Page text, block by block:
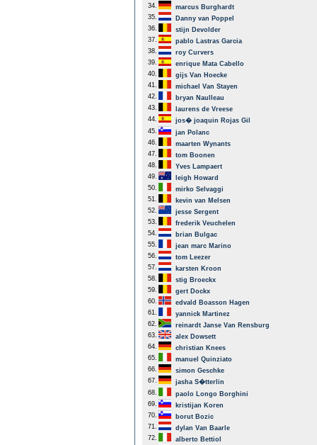
34.
marcus Burghardt
35.
Danny van Poppel
36.
stijn Devolder
37.
pablo Lastras Garcia
38.
roy Curvers
39.
enrique Mata Cabello
40.
gijs Van Hoecke
41.
michael Van Stayen
42.
bryan Naulleau
43.
laurens de Vreese
44.
jos� joaquin Rojas Gil
45.
jan Polanc
46.
maarten Wynants
47.
tom Boonen
48.
Yves Lampaert
49.
leigh Howard
50.
mirko Selvaggi
51.
kevin van Melsen
52.
jesse Sergent
53.
frederik Veuchelen
54.
brian Bulgac
55.
jean marc Marino
56.
tom Leezer
57.
karsten Kroon
58.
stig Broeckx
59.
gert Dockx
60.
edvald Boasson Hagen
61.
yannick Martinez
62.
reinardt Janse Van Rensburg
63.
alex Dowsett
64.
christian Knees
65.
manuel Quinziato
66.
simon Geschke
67.
jasha S�tterlin
68.
paolo Longo Borghini
69.
kristijan Koren
70.
borut Bozic
71.
dylan Van Baarle
72.
alberto Bettiol